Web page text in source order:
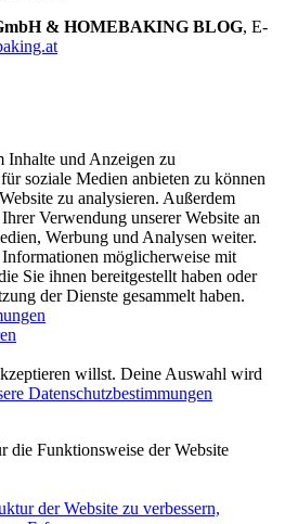
& HOMEBAKING BLOG, E-
Inhalte und Anzeigen zu
soziale Medien anbieten zu können
zu analysieren. Außerdem
Verwendung unserer Website an
Werbung und Analysen weiter.
möglicherweise mit
Sie ihnen bereitgestellt haben oder
der Dienste gesammelt haben.
willst. Deine Auswahl wird
Datenschutzbestimmungen
die Funktionsweise der Website
der Website zu verbessern,